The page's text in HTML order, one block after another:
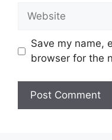
Website
Save my name,
browser for the